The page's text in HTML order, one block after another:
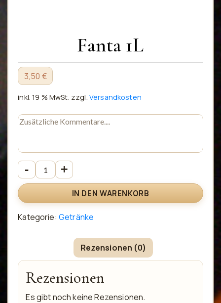
Fanta 1L
3,50 €
inkl. 19 % MwSt. zzgl. Versandkosten
IN DEN WARENKORB
Kategorie: Getränke
Rezensionen (0)
Rezensionen
Es gibt noch keine Rezensionen.